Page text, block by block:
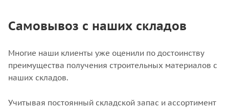
Самовывоз с наших складов
Многие наши клиенты уже оценили по достоинству
преимущества получения строительных материалов с
наших складов.
Учитывая постоянный складской запас и ассортимент